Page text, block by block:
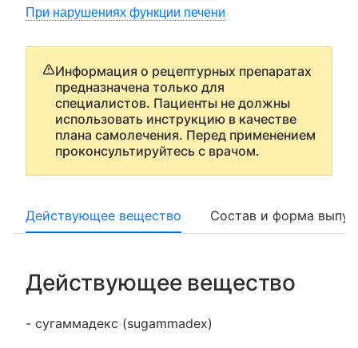
При нарушениях функции печени
Информация о рецептурных препаратах
предназначена только для
специалистов. Пациенты не должны
использовать инструкцию в качестве
плана самолечения. Перед применением
проконсультируйтесь с врачом.
Действующее вещество Состав и форма
Действующее вещество
- сугаммадекс (sugammadex)